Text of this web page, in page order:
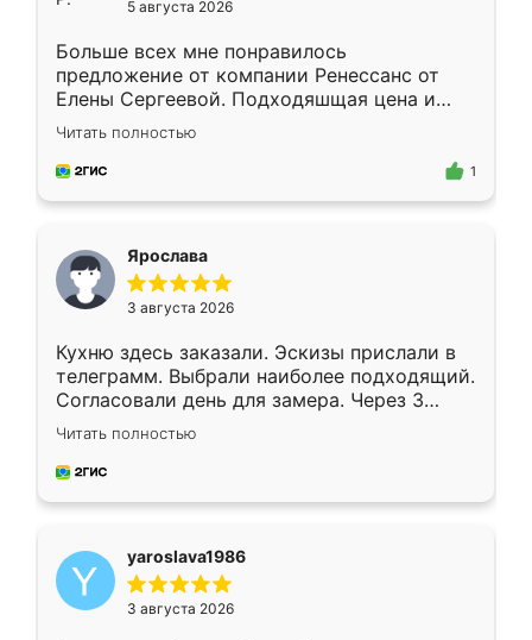
5 августа 2026
Больше всех мне понравилось
предложение от компании Ренессанс от
Елены Сергеевой. Подходяшщая цена и
короткие сроки изготовления. Приехавший
для замера сотрудник Владислав
предложил по моему эскизу самый
Читать полностью
1
Ярослава
3 августа 2026
Кухню здесь заказали. Эскизы прислали в
телеграмм. Выбрали наиболее подходящий.
Согласовали день для замера. Через 3
недели кухня была уже готова. Остались
довольны работой. Спасибо Ренессанс
мебель за качественную работу!
Читать полностью
yaroslava1986
3 августа 2026